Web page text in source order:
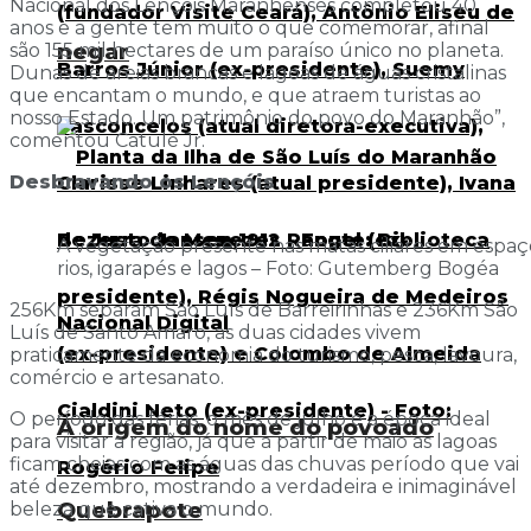
negar
A origem do nome do povoado
Quebrapote
Nacional dos Lençóis Maranhenses completou 40
anos e a gente tem muito o que comemorar, afinal
são 155 mil hectares de um paraíso único no planeta.
Dunas de areias brancas e lagoas de águas cristalinas
que encantam o mundo, e que atraem turistas ao
nosso Estado. Um patrimônio do povo do Maranhão”,
comentou Catulé Jr.
Desbravando os Lençóis
A vegetação presente nas matas ciliares em
rios, igarapés e lagos – Foto: Gutemberg Bogéa
256Km separam São Luís de Barreirinhas e 236Km São
Luís de Santo Amaro, as duas cidades vivem
praticamente da economia do turismo, pesca, lavoura,
comércio e artesanato.
O período das férias, o mês de julho é a época ideal
para visitar a região, já que a partir de maio as lagoas
ficam cheias com as águas das chuvas período que vai
até dezembro, mostrando a verdadeira e inimaginável
beleza que cativa o mundo.